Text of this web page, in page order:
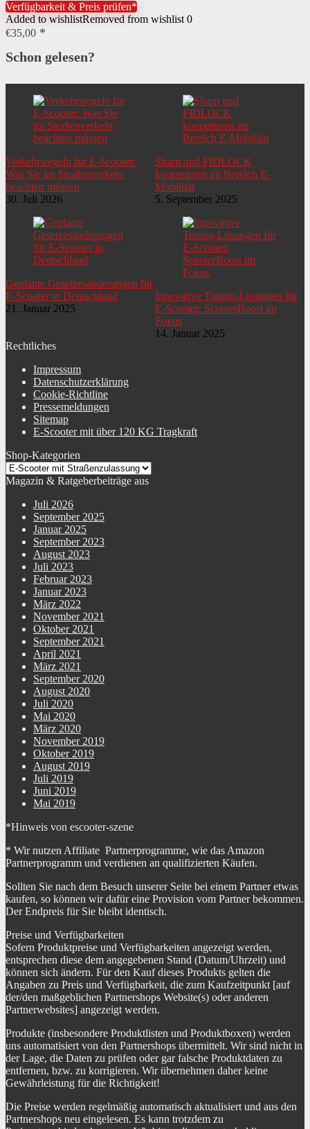
Verfügbarkeit & Preis prüfen*
Added to wishlistRemoved from wishlist 0
€35,00
Schon gelesen?
Verkehrsregeln für E-Scooter:
Was Sie im Straßenverkehr
beachten müssen
30. Juli 2026
Sharp und FIDLOCK
kooperieren im Bereich E-
Mobilität
5. September 2025
Geplante Gesetzesänderungen für
E-Scooter in Deutschland
21. Januar 2025
Innovative Tuning-Lösungen für
E-Scooter: ScooterBoost im
Fokus
14. Januar 2025
Rechtliches
Impressum
Datenschutzerklärung
Cookie-Richtline
Pressemeldungen
Sitemap
E-Scooter mit über 120 KG Tragkraft
Shop-Kategorien
Magazin & Ratgeberbeiträge aus
Juli 2026
September 2025
Januar 2025
September 2023
August 2023
Juli 2023
Februar 2023
Januar 2023
März 2022
November 2021
Oktober 2021
September 2021
April 2021
März 2021
September 2020
August 2020
Juli 2020
Mai 2020
März 2020
November 2019
Oktober 2019
August 2019
Juli 2019
Juni 2019
Mai 2019
*Hinweis von escooter-szene
* Wir nutzen Affiliate Partnerprogramme, wie das Amazon
Partnerprogramm und verdienen an qualifizierten Käufen.
Sollten Sie nach dem Besuch unserer Seite bei einem Partner etwas
kaufen, so können wir dafür eine Provision vom Partner bekommen.
Der Endpreis für Sie bleibt identisch.
Preise und Verfügbarkeiten
Sofern Produktpreise und Verfügbarkeiten angezeigt werden,
entsprechen diese dem angegebenen Stand (Datum/Uhrzeit) und
können sich ändern. Für den Kauf dieses Produkts gelten die
Angaben zu Preis und Verfügbarkeit, die zum Kaufzeitpunkt [auf
der/den maßgeblichen Partnershops Website(s) oder anderen
Partnerwebsites] angezeigt werden.
Produkte (insbesondere Produktlisten und Produktboxen) werden
uns automatisiert von den Partnershops übermittelt. Wir sind nicht in
der Lage, die Daten zu prüfen oder gar falsche Produktdaten zu
entfernen, bzw. zu korrigieren. Wir übernehmen daher keine
Gewährleistung für die Richtigkeit!
Die Preise werden regelmäßig automatisch aktualisiert und aus den
Partnershops neu eingelesen. Es kann trotzdem zu